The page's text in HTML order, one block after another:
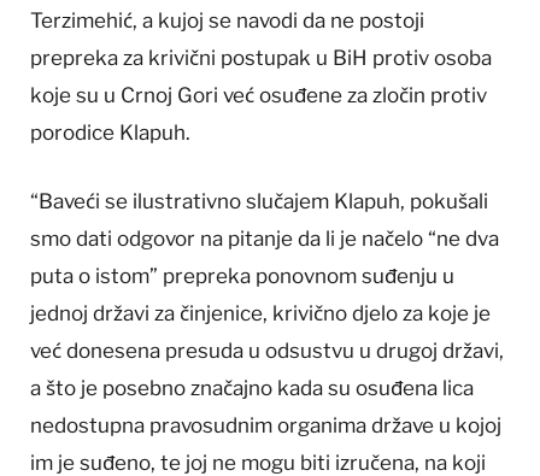
Terzimehić, a kujoj se navodi da ne postoji
prepreka za krivični postupak u BiH protiv osoba
koje su u Crnoj Gori već osuđene za zločin protiv
porodice Klapuh.
“Baveći se ilustrativno slučajem Klapuh, pokušali
smo dati odgovor na pitanje da li je načelo “ne dva
puta o istom” prepreka ponovnom suđenju u
jednoj državi za činjenice, krivično djelo za koje je
već donesena presuda u odsustvu u drugoj državi,
a što je posebno značajno kada su osuđena lica
nedostupna pravosudnim organima države u kojoj
im je suđeno, te joj ne mogu biti izručena, na koji